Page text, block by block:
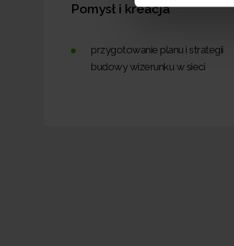
Pomysł i kreacja
przygotowanie planu i strategii
budowy wizerunku w sieci